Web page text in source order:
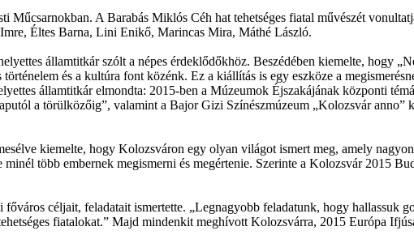
Műcsarnokban. A Barabás Miklós Céh hat tehetséges fiatal művészét
Éltes Barna, Lini Enikő, Marincas Mira, Máthé László.
államtitkár szólt a népes érdeklődőkhöz. Beszédében kiemelte, hogy
és a kultúra font közénk. Ez a kiállítás is egy eszköze a
államtitkár elmondta: 2015-ben a Múzeumok Éjszakájának központi
a törülközőig”, valamint a Bajor Gizi Színészmúzeum „Kolozsvár anno”
kiemelte, hogy Kolozsváron egy olyan világot ismert meg, amely
több embernek megismerni és megértenie. Szerinte a Kolozsvár 2015
céljait, feladatait ismertette. „Legnagyobb feladatunk, hogy hallassuk
fiatalokat.” Majd mindenkit meghívott Kolozsvárra, 2015 Európa